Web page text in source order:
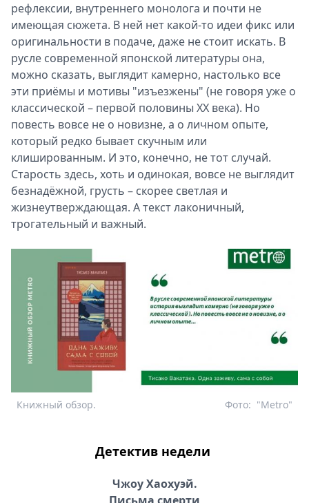
рефлексии, внутреннего монолога и почти не
имеющая сюжета. В ней нет какой-то идеи фикс или
оригинальности в подаче, даже не стоит искать. В
русле современной японской литературы она,
можно сказать, выглядит камерно, настолько все
эти приёмы и мотивы "изъезжены" (не говоря уже о
классической – первой половины XX века). Но
повесть вовсе не о новизне, а о личном опыте,
который редко бывает скучным или
клишированным. И это, конечно, не тот случай.
Старость здесь, хоть и одинокая, вовсе не выглядит
безнадёжной, грусть – скорее светлая и
жизнеутверждающая. А текст лаконичный,
трогательный и важный.
Книжный обзор. "Metro"
Фото:
Детектив недели
Чжоу Хаохуэй.